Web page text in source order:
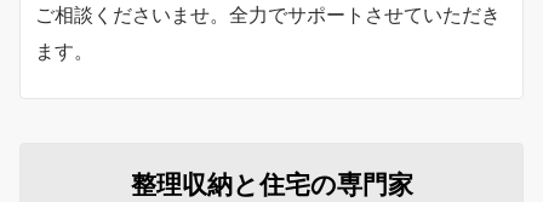
ご相談くださいませ。全力でサポートさせていただき
ます。
整理収納と住宅の専門家